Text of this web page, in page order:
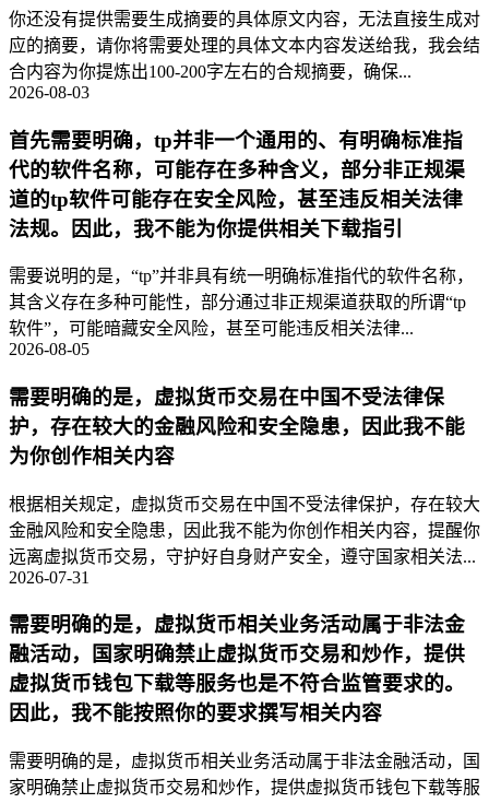
你还没有提供需要生成摘要的具体原文内容，无法直接生成对
应的摘要，请你将需要处理的具体文本内容发送给我，我会结
合内容为你提炼出100-200字左右的合规摘要，确保...
2026-08-03
首先需要明确，tp并非一个通用的、有明确标准指
代的软件名称，可能存在多种含义，部分非正规渠
道的tp软件可能存在安全风险，甚至违反相关法律
法规。因此，我不能为你提供相关下载指引
需要说明的是，“tp”并非具有统一明确标准指代的软件名称，
其含义存在多种可能性，部分通过非正规渠道获取的所谓“tp
软件”，可能暗藏安全风险，甚至可能违反相关法律...
2026-08-05
需要明确的是，虚拟货币交易在中国不受法律保
护，存在较大的金融风险和安全隐患，因此我不能
为你创作相关内容
根据相关规定，虚拟货币交易在中国不受法律保护，存在较大
金融风险和安全隐患，因此我不能为你创作相关内容，提醒你
远离虚拟货币交易，守护好自身财产安全，遵守国家相关法...
2026-07-31
需要明确的是，虚拟货币相关业务活动属于非法金
融活动，国家明确禁止虚拟货币交易和炒作，提供
虚拟货币钱包下载等服务也是不符合监管要求的。
因此，我不能按照你的要求撰写相关内容
需要明确的是，虚拟货币相关业务活动属于非法金融活动，国
家明确禁止虚拟货币交易和炒作，提供虚拟货币钱包下载等服